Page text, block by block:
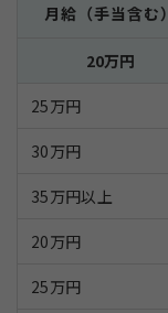
月給（手当含む）
20万円
25万円
30万円
35万円以上
20万円
25万円